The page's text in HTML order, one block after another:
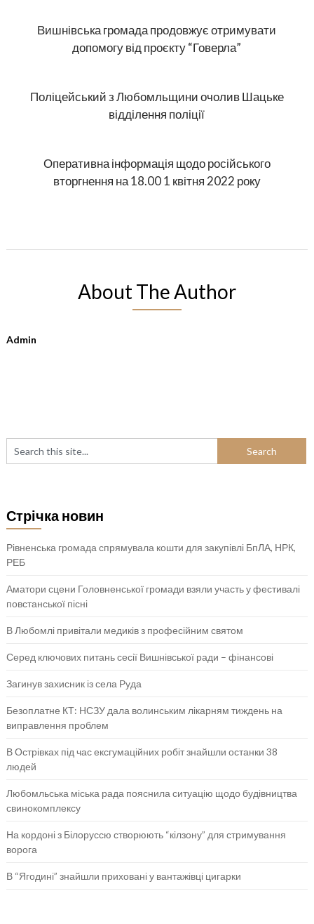
Вишнівська громада продовжує отримувати
допомогу від проєкту “Говерла”
Поліцейський з Любомльщини очолив Шацьке
відділення поліції
Оперативна інформація щодо російського
вторгнення на 18.00 1 квітня 2022 року
About The Author
Admin
Стрічка новин
Рівненська громада спрямувала кошти для закупівлі БпЛА, НРК,
РЕБ
Аматори сцени Головненської громади взяли участь у фестивалі
повстанської пісні
В Любомлі привітали медиків з професійним святом
Серед ключових питань сесії Вишнівської ради – фінансові
Загинув захисник із села Руда
Безоплатне КТ: НСЗУ дала волинським лікарням тиждень на
виправлення проблем
В Острівках під час ексгумаційних робіт знайшли останки 38
людей
Любомльська міська рада пояснила ситуацію щодо будівництва
свинокомплексу
На кордоні з Білоруссю створюють “кілзону” для стримування
ворога
В “Ягодині” знайшли приховані у вантажівці цигарки